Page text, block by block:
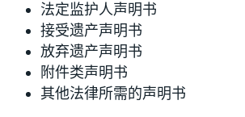
法定监护人声明书
接受遗产声明书
放弃遗产声明书
附件类声明书
其他法律所需的声明书